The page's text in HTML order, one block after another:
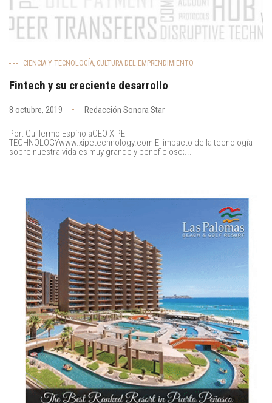
CIENCIA Y TECNOLOGÍA, CULTURA DEL EMPRENDIMIENTO
Fintech y su creciente desarrollo
8 octubre, 2019 Redacción Sonora Star
Por: Guillermo EspínolaCEO XIPE
TECHNOLOGYwww.xipetechnology.com El impacto de la tecnología
sobre nuestra vida es muy grande y beneficioso;...